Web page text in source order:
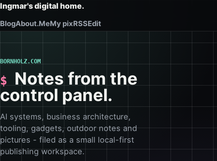
Ingmar's digital home.
BlogAbout.MeMy pixRSSEdit
BORNHOLZ.COM
Notes from the
control panel.
AI systems, business architecture,
tooling, gadgets, outdoor notes and
pictures - filed as a small local-first
publishing workspace.